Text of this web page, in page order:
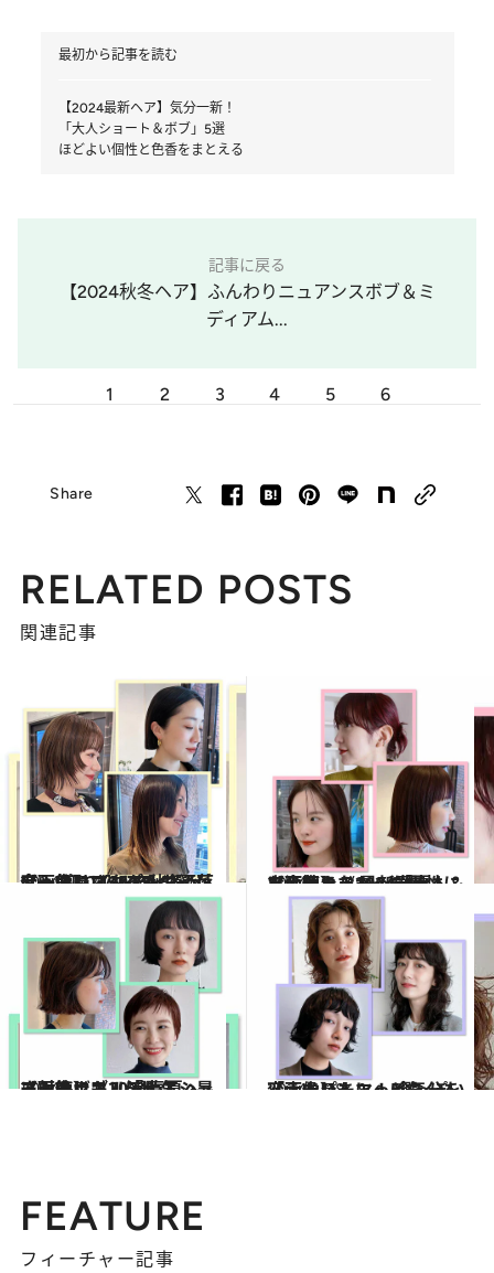
最初から記事を読む
【2024最新ヘア】気分一新！
「大人ショート＆ボブ」5選
ほどよい個性と色香をまとえる
記事に戻る
【2024秋冬ヘア】ふんわりニュアンスボブ＆ミ
ディアム...
1 2 3 4 5 6
Share
RELATED POSTS
関連記事
2024.11.2
【画像】《2024秋冬ヘア》“切り込みライン”が今っぽいスタイル5選 ショートもロングもお洒落度一気にアップ
ビューティ＆ヘルス 2024.5.2
【画像】《2024春夏ヘア》知らなかった個性に出会える！ 最新「大人＆お洒落カラー」6選
ビューティ＆ヘルス
2024.5.2
【画像】《2024春夏ヘア》スッキリ涼し気。暑さ対策にも！「大人ショート＆ボブ」5選
ビューティ＆ヘルス 2024.1.18
【画像】ちょっと気分を変えたい人に！ 今っぽい「大人パーマ」5選
ビューティ＆ヘルス
FEATURE
フィーチャー記事